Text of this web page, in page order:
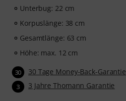
Unterbug: 22 cm
Korpuslänge: 38 cm
Gesamtlänge: 63 cm
Höhe: max. 12 cm
30 30 Tage Money-Back-Garantie
3 3 Jahre Thomann Garantie